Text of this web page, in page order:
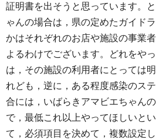
証明書を出そうと思っています。
ゃんの場合は，県の定めたガイド
かはそれぞれのお店や施設の事業
よるわけでございます。どれをや
は，その施設の利用者にとっては
れども，逆に，ある程度感染のス
合には，いばらきアマビエちゃん
で，最低これ以上やってほしいと
て，必須項目を決めて，複数設定